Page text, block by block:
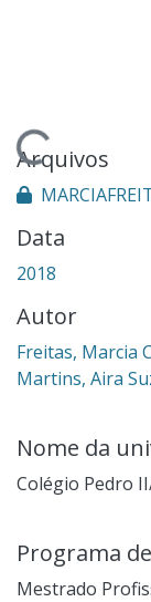
Carregando...
Arquivos
Data
2018
Autor
Freitas, Marcia
Martins, Aira
Nome da
Colégio Pedro
Programa
Mestrado